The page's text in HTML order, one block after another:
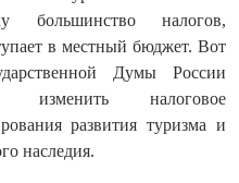
большинство налогов,
в местный бюджет. Вот
Думы России
изменить налоговое
развития туризма и
наследия.